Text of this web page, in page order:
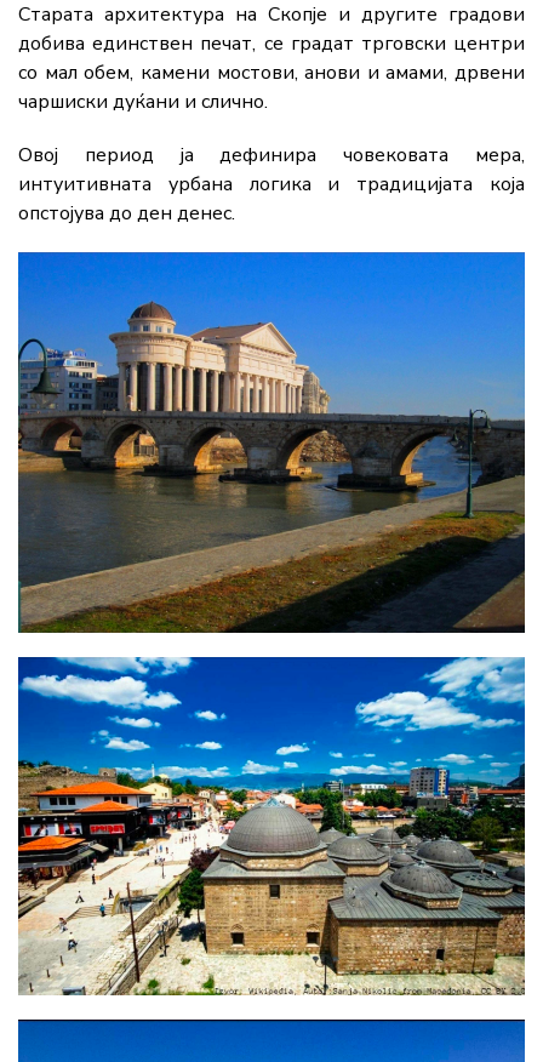
Старата архитектура на Скопје и другите градови
добива единствен печат, се градат трговски центри
со мал обем, камени мостови, анови и амами, дрвени
чаршиски дуќани и слично.
Овој период ја дефинира човековата мера,
интуитивната урбана логика и традицијата која
опстојува до ден денес.